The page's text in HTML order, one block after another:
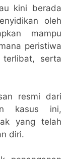
kini berada
oleh
mampu
peristiwa
serta
resmi dari
kasus ini,
yang telah
diri.